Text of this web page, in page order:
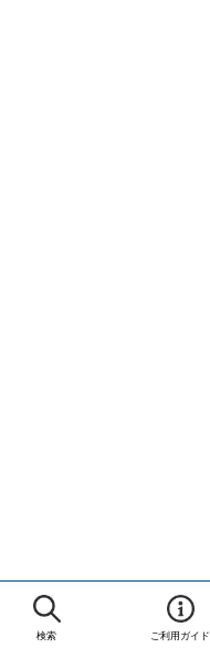
検索 ご利用ガイド